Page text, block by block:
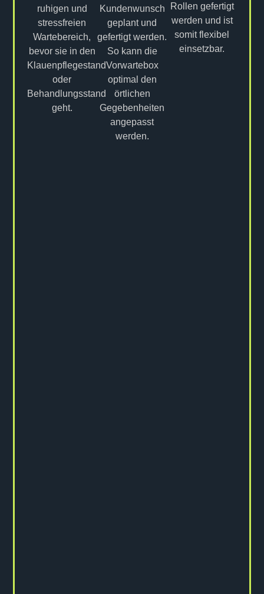
ruhigen und
stressfreien
Wartebereich,
bevor sie in den
Klauenpflegestand
oder
Behandlungsstand
geht.
Kundenwunsch
geplant und
gefertigt werden.
So kann die
Vorwartebox
optimal den
örtlichen
Gegebenheiten
angepasst
werden.
Rollen gefertigt
werden und ist
somit flexibel
einsetzbar.